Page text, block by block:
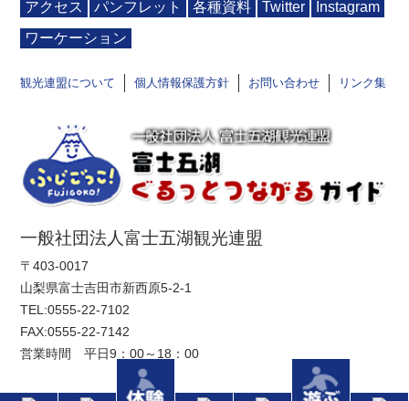
アクセス
パンフレット 各種資料 Twitter
Instagram
ワーケーション
観光連盟について 個人情報保護方針 お問い合わせ リンク集
一般社団法人富士五湖観光連盟
〒403-0017
山梨県富士吉田市新西原5-2-1
TEL:0555-22-7102
FAX:0555-22-7142
営業時間 平日9：00～18：00